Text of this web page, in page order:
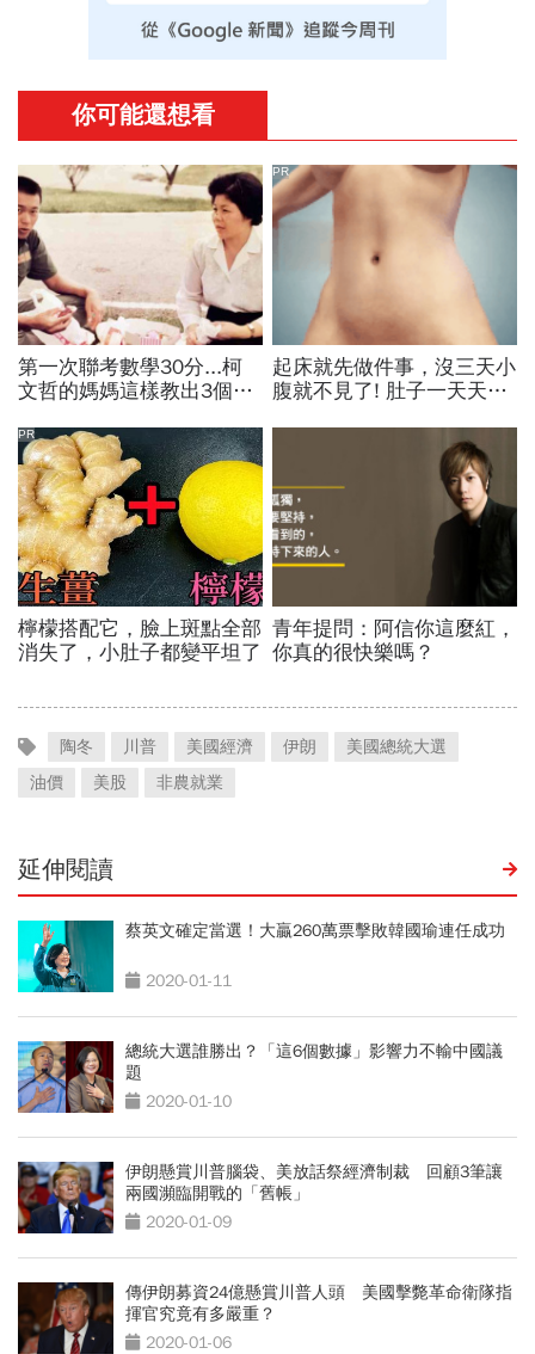
陶冬 川普 美國經濟 伊朗
美國總統大選
油價
美股 非農就業
延伸閱讀
蔡英文確定當選！大贏260萬票擊敗韓國瑜連任成功
2020-01-11
總統大選誰勝出？「這6個數據」影響力不輸中國議
題
2020-01-10
伊朗懸賞川普腦袋、美放話祭經濟制裁 回顧3筆讓
兩國瀕臨開戰的「舊帳」
2020-01-09
傳伊朗募資24億懸賞川普人頭 美國擊斃革命衛隊指
揮官究竟有多嚴重？
2020-01-06